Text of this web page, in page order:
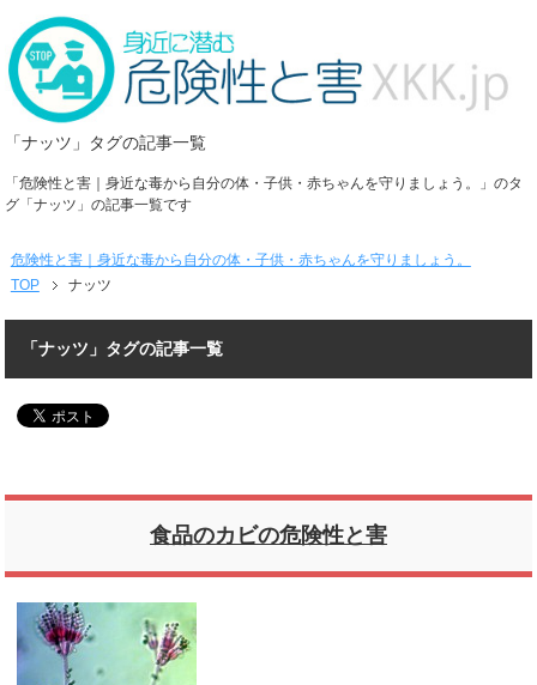
「ナッツ」タグの記事一覧
「危険性と害｜身近な毒から自分の体・子供・赤ちゃんを守りましょう。」のタ
グ「ナッツ」の記事一覧です
危険性と害｜身近な毒から自分の体・子供・赤ちゃんを守りましょう。
TOP
ナッツ
「ナッツ」タグの記事一覧
食品のカビの危険性と害